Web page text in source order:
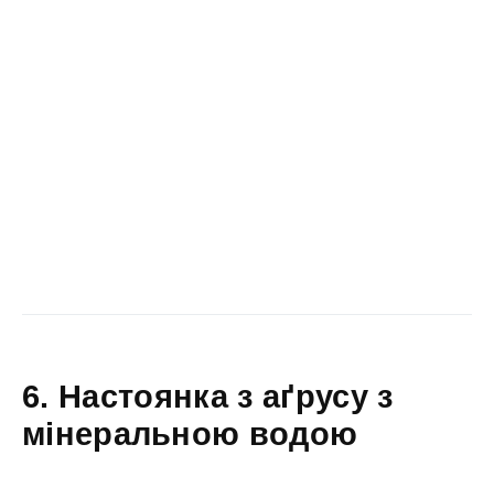
6. Настоянка з аґрусу з
мінеральною водою